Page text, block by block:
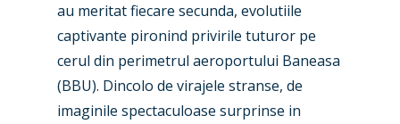
au meritat fiecare secunda, evolutiile
captivante pironind privirile tuturor pe
cerul din perimetrul aeroportului Baneasa
(BBU). Dincolo de virajele stranse, de
imaginile spectaculoase surprinse in
Farnborough 2024
Paris 2023
Farnborough 2022
Trip Reports
Marketplace
Jobs